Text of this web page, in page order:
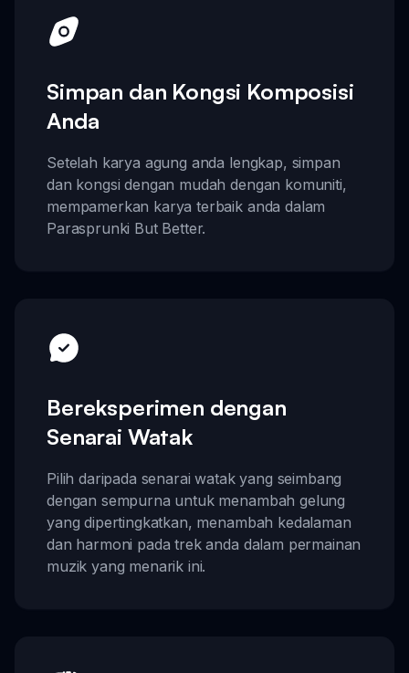
Simpan dan Kongsi Komposisi
Anda
Setelah karya agung anda lengkap, simpan
dan kongsi dengan mudah dengan komuniti,
mempamerkan karya terbaik anda dalam
Parasprunki But Better.
Bereksperimen dengan
Senarai Watak
Pilih daripada senarai watak yang seimbang
dengan sempurna untuk menambah gelung
yang dipertingkatkan, menambah kedalaman
dan harmoni pada trek anda dalam permainan
muzik yang menarik ini.